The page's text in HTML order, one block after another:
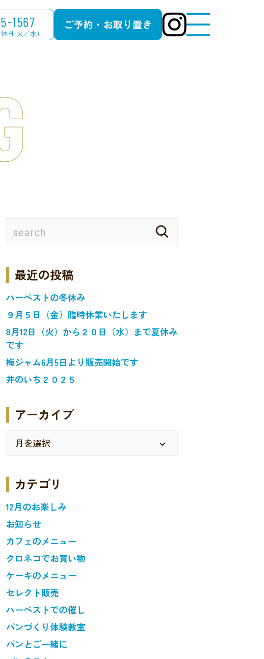
1567
日 火／水)
ご予約・お取り置き
最近の投稿
ハーベストの冬休み
９月５日（金）臨時休業いたします
8月12日（火）から２０日（水）まで夏休み
です
梅ジャム6月5日より販売開始です
井のいち２０２５
アーカイブ
カテゴリ
12月のお楽しみ
お知らせ
カフェのメニュー
クロネコでお買い物
ケーキのメニュー
セレクト販売
ハーベストでの催し
パンづくり体験教室
パンとご一緒に